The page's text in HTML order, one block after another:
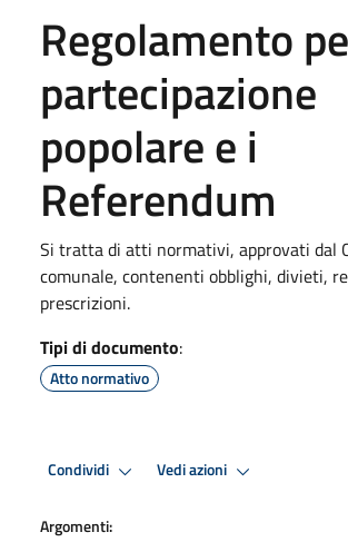
Regolamento
partecipazione
popolare e i
Referendum
Si tratta di atti normativi, approvati dal
comunale, contenenti obblighi, divieti,
prescrizioni.
Tipi di documento:
Atto normativo
Condividi Vedi azioni
Argomenti: